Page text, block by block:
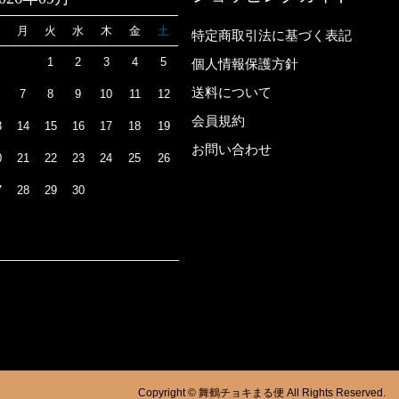
月 火 水 木 金 土
1 2 3 4 5
7 8 9 10 11 12
14 15 16 17 18 19
21 22 23 24 25 26
28 29 30
特定商取引法に基づく表記
個人情報保護方針
送料について
会員規約
お問い合わせ
Copyright © 舞鶴チョキまる便 All Rights Reserved.